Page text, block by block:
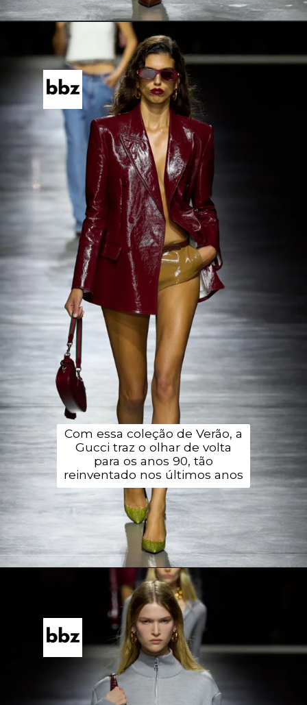
Com essa coleção de Verão, a
Gucci traz o olhar de volta
para os anos 90, tão
reinventado nos últimos anos